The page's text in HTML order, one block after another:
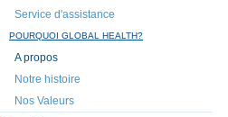
Service d'assistance
POURQUOI GLOBAL HEALTH?
A propos
Notre histoire
Nos Valeurs